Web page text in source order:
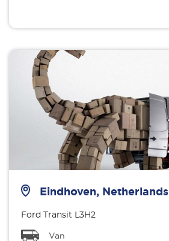
Eindhoven, Netherlands
Ford Transit L3H2
Van